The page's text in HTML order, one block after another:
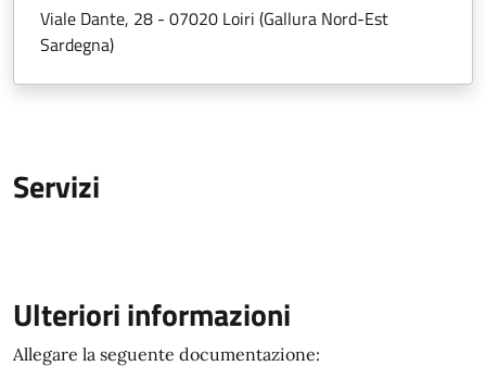
Viale Dante, 28 - 07020 Loiri (Gallura Nord-Est
Sardegna)
Servizi
Ulteriori informazioni
Allegare la seguente documentazione: